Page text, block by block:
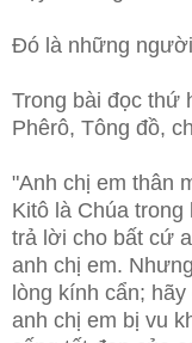
Đó là những
Trong bài đọc thứ
Phêrô, Tông đồ,
"Anh chị em thân
Kitô là Chúa
trả lời cho bất cứ
anh chị em.
lòng kính cẩn;
anh chị em bị vu